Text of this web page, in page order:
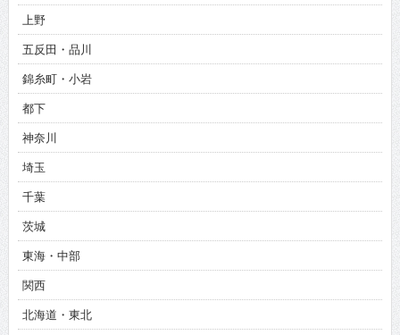
上野
五反田・品川
錦糸町・小岩
都下
神奈川
埼玉
千葉
茨城
東海・中部
関西
北海道・東北